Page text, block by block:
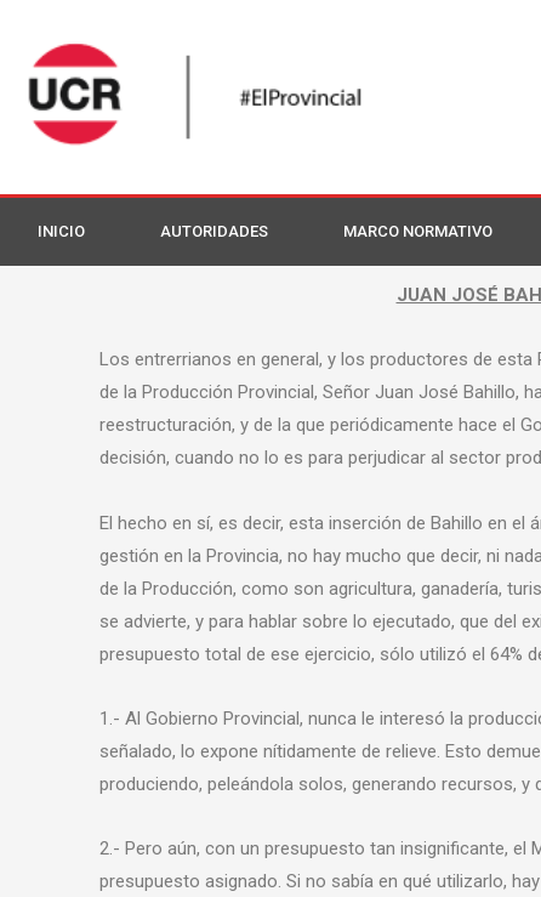
INICIO AUTORIDADES MARCO NORMATIVO
JUAN JOSÉ
Los entrerrianos en general, y los productores de
de la Producción Provincial, Señor Juan José Bahillo,
reestructuración, y de la que periódicamente hace el
decisión, cuando no lo es para perjudicar al sector
El hecho en sí, es decir, esta inserción de Bahillo en
gestión en la Provincia, no hay mucho que decir, ni
de la Producción, como son agricultura, ganadería,
se advierte, y para hablar sobre lo ejecutado, que del
presupuesto total de ese ejercicio, sólo utilizó el 64%
1.- Al Gobierno Provincial, nunca le interesó la
señalado, lo expone nítidamente de relieve. Esto
produciendo, peleándola solos, generando recursos, y
2.- Pero aún, con un presupuesto tan insignificante,
presupuesto asignado. Si no sabía en qué utilizarlo,